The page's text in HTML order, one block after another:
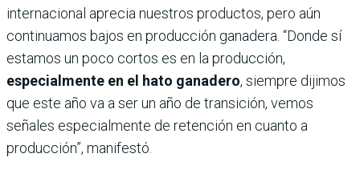
internacional aprecia nuestros productos, pero aún
continuamos bajos en producción ganadera. “Donde sí
estamos un poco cortos es en la producción,
especialmente en el hato ganadero, siempre dijimos
que este año va a ser un año de transición, vemos
señales especialmente de retención en cuanto a
producción”, manifestó.